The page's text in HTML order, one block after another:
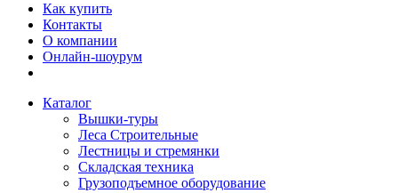
Как купить
Контакты
О компании
Онлайн-шоурум
Каталог
Вышки-туры
Леса Строительные
Лестницы и стремянки
Складская техника
Грузоподъемное оборудование